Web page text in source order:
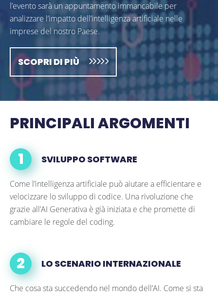
l’evento sarà un appuntamento immancabile per
analizzare l’impatto dell’intelligenza artificiale nelle
imprese del nostro Paese.
SCOPRI DI PIÙ
PRINCIPALI ARGOMENTI
SVILUPPO SOFTWARE
Come l’intelligenza artificiale può aiutare a efficientare e
velocizzare lo sviluppo di codice. Una rivoluzione che
grazie all’AI Generativa è già iniziata e che promette di
cambiare le regole del coding.
LO SCENARIO INTERNAZIONALE
Che cosa sta succedendo nel mondo dell’AI. Come si sta